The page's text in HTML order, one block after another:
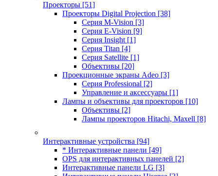
Проекторы [51]
Проекторы Digital Projection [38]
Серия M-Vision [3]
Серия E-Vision [9]
Серия Insight [1]
Серия Titan [4]
Серия Satellite [1]
Объективы [20]
Проекционные экраны Adeo [3]
Серия Professional [2]
Управление и аксессуары [1]
Лампы и объективы для проекторов [10]
Объективы [2]
Лампы проекторов Hitachi, Maxell [8]
Интерактивные устройства [94]
* Интерактивные панели [49]
OPS для интерактивных панелей [2]
Интерактивные панели LG [3]